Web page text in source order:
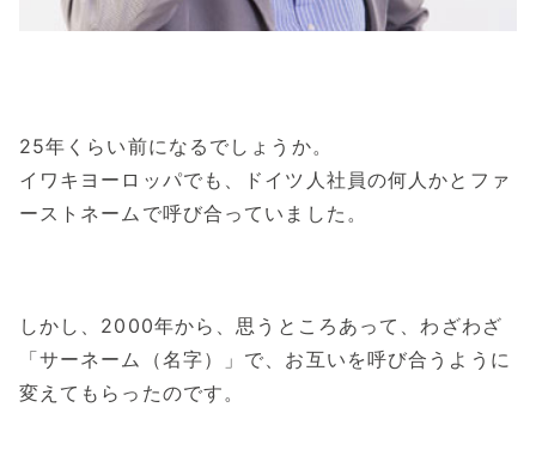
25年くらい前になるでしょうか。
イワキヨーロッパでも、ドイツ人社員の何人かとファ
ーストネームで呼び合っていました。
しかし、2000年から、思うところあって、わざわざ
「サーネーム（名字）」で、お互いを呼び合うように
変えてもらったのです。